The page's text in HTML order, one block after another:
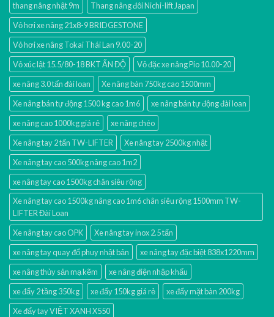
thang nâng nhật 9m
Thang nâng đôi Nichi-lift Japan
Vỏ hơi xe nâng 21x8-9 BRIDGESTONE
Vỏ hơi xe nâng Tokai Thái Lan 9.00-20
Vỏ xúc lật 15.5/80-18 BKT ẤN ĐỘ
Vỏ đặc xe nâng Pio 10.00-20
xe nâng 3.0 tấn đài loan
Xe nâng bàn 750kg cao 1500mm
Xe nâng bán tự động 1500 kg cao 1m6
xe nâng bán tự động đài loan
xe nâng cao 1000kg giá rẻ
xe nâng chéo
Xe nâng tay 2 tấn TW-LIFTER
Xe nâng tay 2500kg nhật
Xe nâng tay cao 500kg nâng cao 1m2
xe nâng tay cao 1500kg chân siêu rộng
Xe nâng tay cao 1500kg nâng cao 1m6 chân siêu rộng 1500mm TW-
LIFTER Đài Loan
Xe nâng tay cao OPK
Xe nâng tay inox 2.5 tấn
xe nâng tay quay đổ phuy nhật bản
xe nâng tay đặc biệt 838x1220mm
xe nâng thủy sản mạ kẽm
xe nâng điện nhập khấu
xe đẩy 2 tầng 350kg
xe đẩy 150kg giá rẻ
xe đẩy mặt bàn 200kg
Xe đẩy tay VIỆT XANH X550